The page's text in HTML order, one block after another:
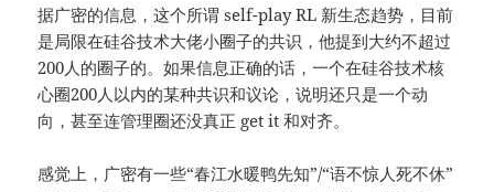
据广密的信息，这个所谓 self-play RL 新生态趋势，目前
是局限在硅谷技术大佬小圈子的共识，他提到大约不超过
200人的圈子的。如果信息正确的话，一个在硅谷技术核
心圈200人以内的某种共识和议论，说明还只是一个动
向，甚至连管理圈还没真正 get it 和对齐。
感觉上，广密有一些“春江水暖鸭先知”/“语不惊人死不休”